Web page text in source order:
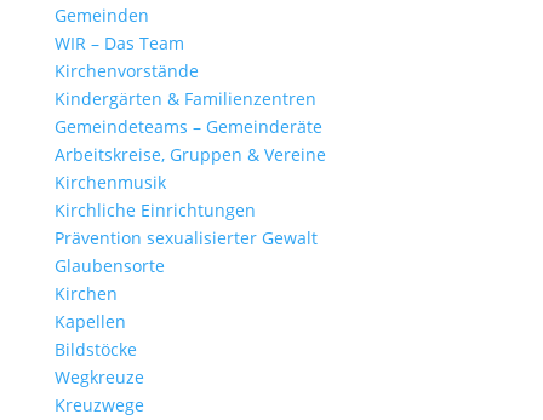
Gemeinden
WIR – Das Team
Kirchen­vor­stände
Kinder­gärten & Familienzentren
Gemein­de­teams – Gemeinderäte
Arbeits­kreise, Gruppen & Vereine
Kirchen­musik
Kirch­liche Einrichtungen
Präven­tion sexua­li­sierter Gewalt
Glau­ben­s­orte
Kirchen
Kapellen
Bild­stöcke
Wegkreuze
Kreuz­wege